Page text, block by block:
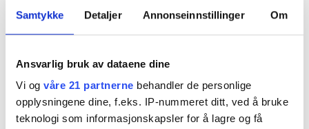
Samtykke Detaljer Annonseinnstillinger Om
Ansvarlig bruk av dataene dine
Vi og våre 21 partnerne behandler de personlige
opplysningene dine, f.eks. IP-nummeret ditt, ved å bruke
teknologi som informasjonskapsler for å lagre og få
Det trengs
støtte på streikevakt og
solidaritetsmarkeringerfor å bidra til å holde
arbeidsgiverne.
Streik for tariffavtale mot ideologisk motiverte
motstandere som vi ser både på Olivia og 360